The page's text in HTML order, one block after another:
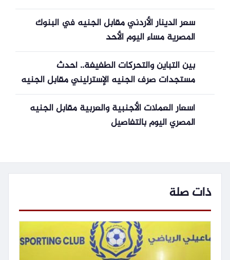
سعر الدينار الأردني مقابل الجنيه في البنوك
المصرية مساء اليوم الأحد
بين التباين والتحركات الطفيفة.. أحدث
مستجدات صرف الجنيه الإسترليني مقابل الجنيه
أسعار العملات الأجنبية والعربية مقابل الجنيه
المصري اليوم بالتفاصيل
ذات صلة